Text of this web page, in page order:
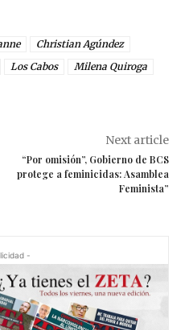
Christian Agúndez
Los Cabos
Milena Quiroga
Next article
“Por omisión”, Gobierno de BCS
protege a feminicidas: Asamblea
Feminista”
-